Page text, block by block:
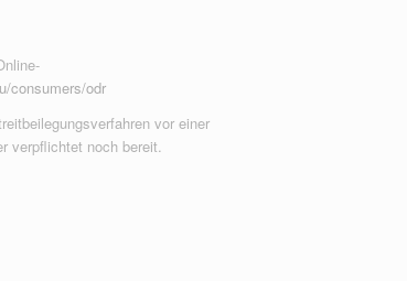
consumers/odr
vor einer
verpflichtet noch bereit.